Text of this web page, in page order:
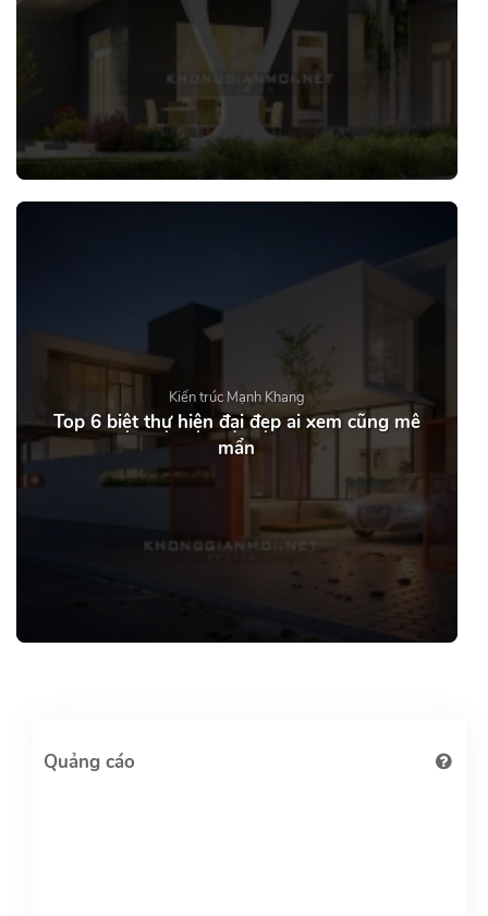
Kiến trúc Mạnh Khang
Top 6 biệt thự hiện đại đẹp ai xem cũng mê
mẩn